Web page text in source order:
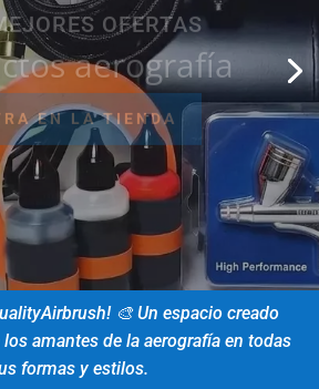
OFERTAS
aerografía
EN LA TIENDA
🎨 Un espacio creado
amantes de la aerografía en todas
formas y estilos.